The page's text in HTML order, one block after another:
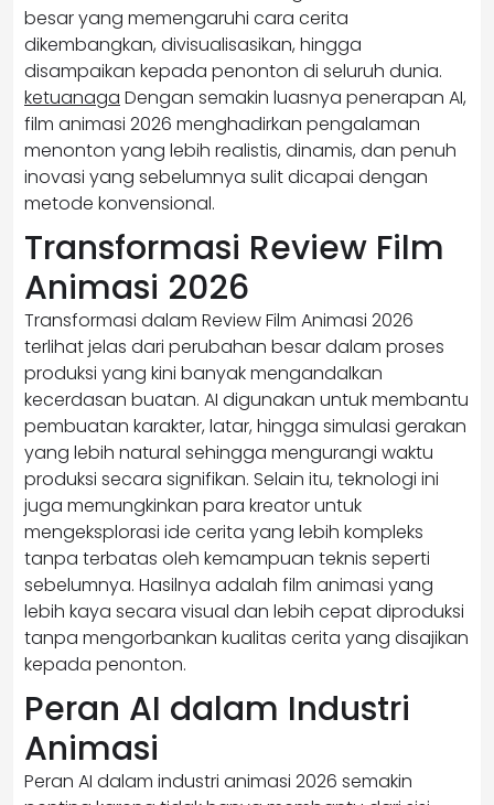
besar yang memengaruhi cara cerita
dikembangkan, divisualisasikan, hingga
disampaikan kepada penonton di seluruh dunia.
ketuanaga Dengan semakin luasnya penerapan AI,
film animasi 2026 menghadirkan pengalaman
menonton yang lebih realistis, dinamis, dan penuh
inovasi yang sebelumnya sulit dicapai dengan
metode konvensional.
Transformasi Review Film
Animasi 2026
Transformasi dalam Review Film Animasi 2026
terlihat jelas dari perubahan besar dalam proses
produksi yang kini banyak mengandalkan
kecerdasan buatan. AI digunakan untuk membantu
pembuatan karakter, latar, hingga simulasi gerakan
yang lebih natural sehingga mengurangi waktu
produksi secara signifikan. Selain itu, teknologi ini
juga memungkinkan para kreator untuk
mengeksplorasi ide cerita yang lebih kompleks
tanpa terbatas oleh kemampuan teknis seperti
sebelumnya. Hasilnya adalah film animasi yang
lebih kaya secara visual dan lebih cepat diproduksi
tanpa mengorbankan kualitas cerita yang disajikan
kepada penonton.
Peran AI dalam Industri
Animasi
Peran AI dalam industri animasi 2026 semakin